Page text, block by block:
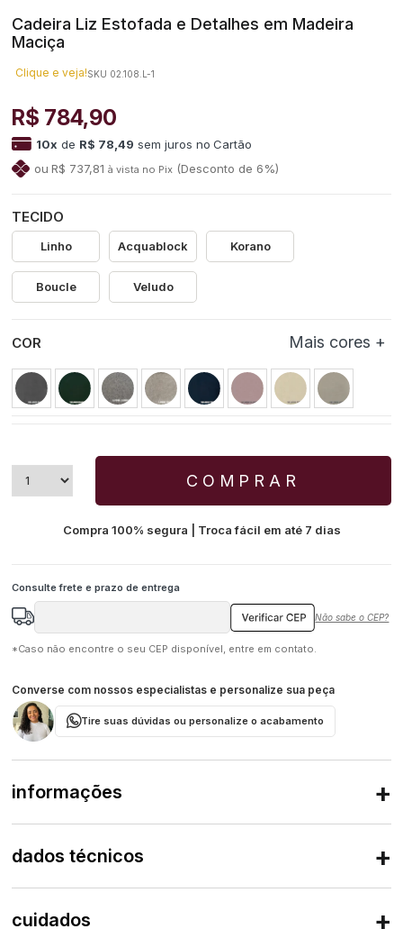
informações
dados técnicos
cuidados
Cadeira Liz Estofada e Detalhes em Madeira
Maciça
Clique e veja!SKU 02.108.L-1
R$ 784,90
10x de R$ 78,49 sem juros no
R$ 737,81
(Desconto de 6%)
TECIDO
Linho Acquablock Korano
Boucle Veludo
COR
COMPRAR
Compra 100% segura | Troca fácil em até 7 dias
Não sabe o CEP?
*Caso não encontre o seu CEP disponível, entre em contato.
Converse com nossos especialistas e personalize sua peça
Tire suas dúvidas ou personalize o acabamento